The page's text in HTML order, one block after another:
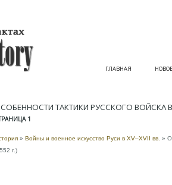
ГЛАВНАЯ НОВОЕ
ТАКТИКИ РУССКОГО ВОЙСКА
1
» Войны и военное искусство Руси в XV–XVII вв. »
г.)